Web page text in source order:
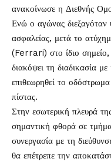
ανακοίνωσε η Διεθνής
Ενώ ο αγώνας διεξαγόταν
ασφαλείας, μετά το
(Ferrari) στο ίδιο
διακόψει τη διαδικασία
επιθεωρηθεί το
πίστας.
Στην εσωτερική πλευρά
σημαντική φθορά σε
συνεργασία με τη
θα επέτρεπε την